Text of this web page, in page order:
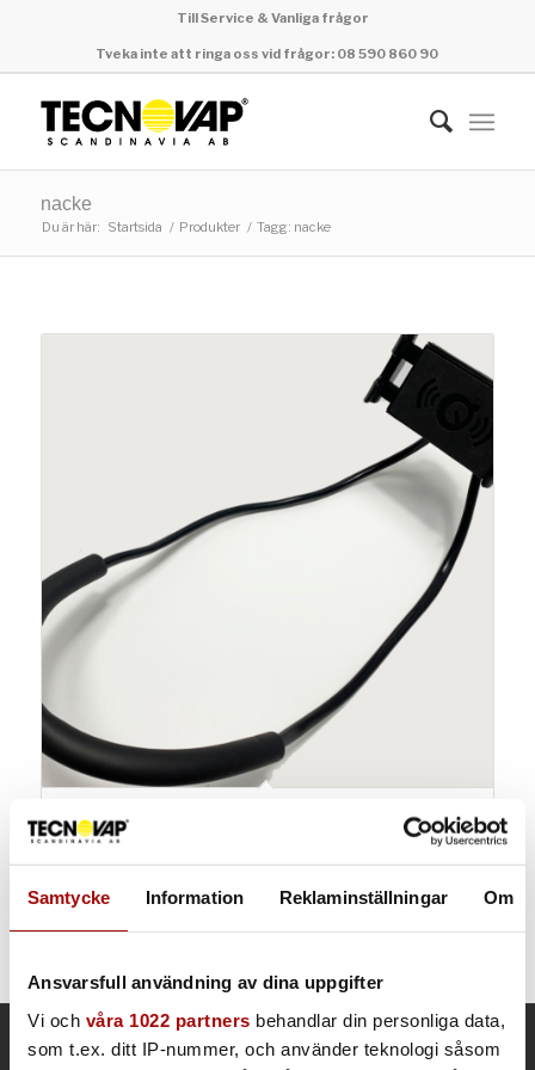
Samtycke Information Reklaminställningar Om
Ansvarsfull användning av dina uppgifter
Vi och våra 1022 partners behandlar din personliga data,
som t.ex. ditt IP-nummer, och använder teknologi såsom
Till Service & Vanliga frågor
Tveka inte att ringa oss vid frågor: 08 590 860 90
nacke
Du är här: Startsida / Produkter / Tagg: nacke